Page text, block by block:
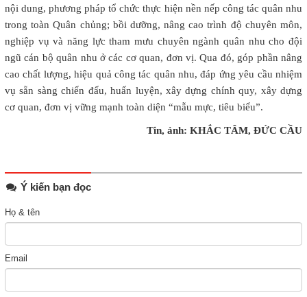
nội dung, phương pháp tổ chức thực hiện nền nếp công tác quân nhu
trong toàn Quân chủng; bồi dưỡng, nâng cao trình độ chuyên môn,
nghiệp vụ và năng lực tham mưu chuyên ngành quân nhu cho đội
ngũ cán bộ quân nhu ở các cơ quan, đơn vị. Qua đó, góp phần nâng
cao chất lượng, hiệu quả công tác quân nhu, đáp ứng yêu cầu nhiệm
vụ sẵn sàng chiến đấu, huấn luyện, xây dựng chính quy, xây dựng
cơ quan, đơn vị vững mạnh toàn diện “mẫu mực, tiêu biểu”.
Tin, ảnh: KHẮC TÂM, ĐỨC CẦU
Ý kiến bạn đọc
Họ & tên
Email